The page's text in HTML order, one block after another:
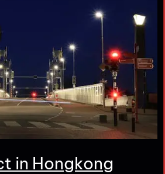
in Hongkong